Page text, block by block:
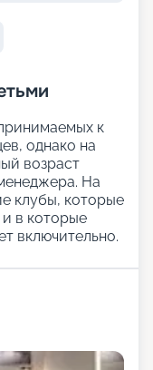
к
однако на
возраст
На
клубы, которые
и в которые
включительно.